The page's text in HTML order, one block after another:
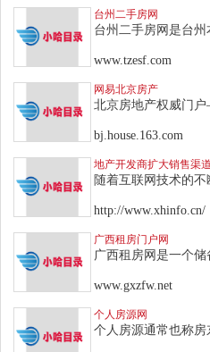
台州二手房网
台州二手房网是台
www.tzesf.com
网易北京房产
北京房地产权威门
bj.house.163.com
地产开发商扩大销售渠
随着互联网技术的
http://www.xhinfo.cn/
广西租房门户网
广西租房网是一个
www.gxzfw.net
个人房源网
个人房源通常也称房